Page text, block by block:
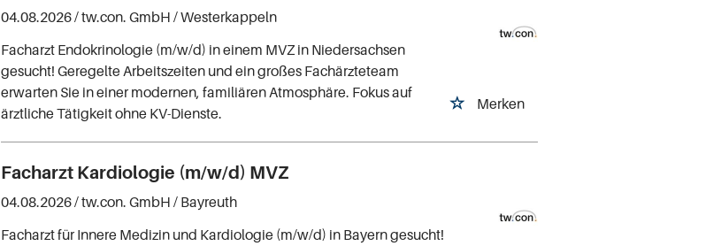
Merken
04.08.2026 /tw.con. GmbH / Westerkappeln
Facharzt Endokrinologie (m/w/d) in einem MVZ in Niedersachsen
gesucht! Geregelte Arbeitszeiten und ein großes Fachärzteteam
erwarten Sie in einer modernen, familiären Atmosphäre. Fokus auf
ärztliche Tätigkeit ohne KV-Dienste.
Facharzt Kardiologie (m/w/d) MVZ
04.08.2026 /tw.con. GmbH / Bayreuth
Facharzt für Innere Medizin und Kardiologie (m/w/d) in Bayern gesucht!